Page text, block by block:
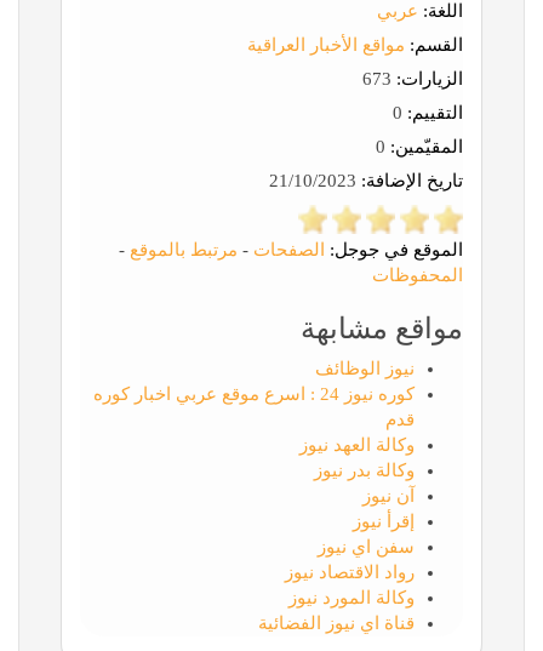
اللغة: عربي
القسم: مواقع الأخبار العراقية
الزيارات:
التقييم:
المقيّمين:
تاريخ الإضافة:
الموقع في جوجل: الصفحات - مرتبط بالموقع -
المحفوظات
مواقع مشابهة
نيوز الوظائف
كوره نيوز 24 : اسرع موقع عربي اخبار كوره
قدم
وكالة العهد نيوز
وكالة بدر نيوز
آن نيوز
إقرأ نيوز
سفن اي نيوز
رواد الاقتصاد نيوز
وكالة المورد نيوز
قناة اي نيوز الفضائية